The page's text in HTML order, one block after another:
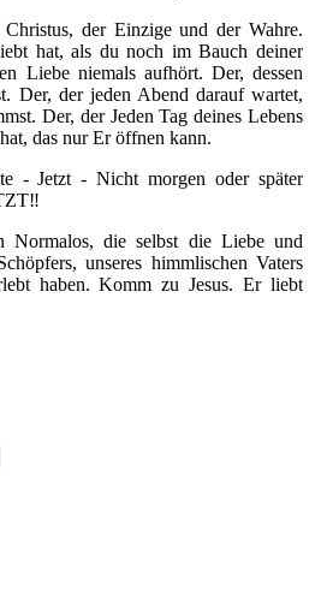
der Einzige und der Wahre.
hat, als du noch im Bauch deiner
Liebe niemals aufhört. Der, dessen
Der, der jeden Abend darauf wartet,
Der, der Jeden Tag deines Lebens
das nur Er öffnen kann.
- Jetzt - Nicht morgen oder später
Normalos, die selbst die Liebe und
unseres himmlischen Vaters
haben. Komm zu Jesus. Er liebt